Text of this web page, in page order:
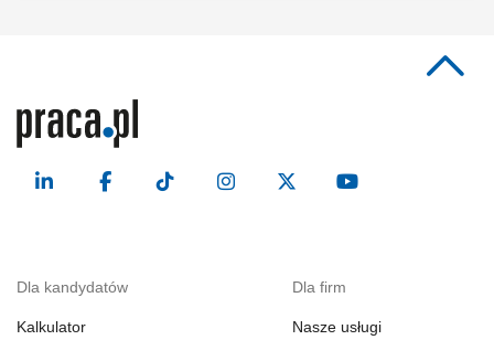
Dla kandydatów
Kalkulator
Dla firm
Nasze usługi